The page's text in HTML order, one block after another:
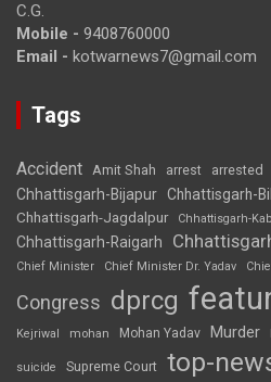
C.G.
Mobile - 9408760000
Email - kotwarnews7@gmail.com
Tags
Accident Amit Shah arrest arrested
Chhattisgarh-Bijapur Chhattisgarh-
Chhattisgarh-Jagdalpur Chhattisgarh-
Chhattisgarh-Raigarh
Chief Minister
Chief Minister Dr. Yadav
Congress dprcg
Kejriwal mohan Mohan Yadav Murder
suicide Supreme Court top-